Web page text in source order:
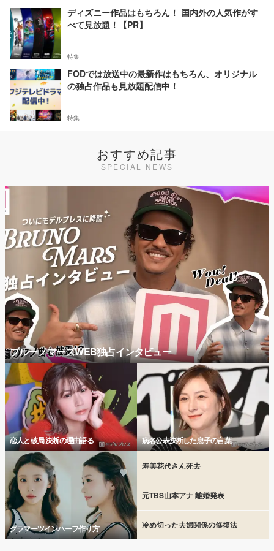
ディズニー作品はもちろん！ 国内外の人気作がす
べて見放題！【PR】
特集
FODでは放送中の最新作はもちろん、オリジナル
の独占作品も見放題配信中！
特集
おすすめ記事
SPECIAL NEWS
ブルーノマーズWEB独占インタビュー
恋人と破局 決断の理由語る 病名公表決断した息子の言葉
グラマーツインハーフ作り方
寿美花代さん死去
元TBS山本アナ 離婚発表
冷め切った夫婦関係の修復法